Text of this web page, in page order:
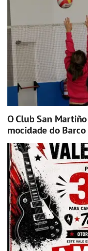
O Club San
mocidade do Barco